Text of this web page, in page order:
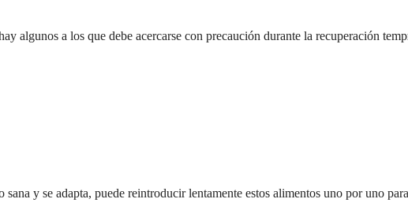
algunos a los que debe acercarse con precaución durante la recuperación
y se adapta, puede reintroducir lentamente estos alimentos uno por uno